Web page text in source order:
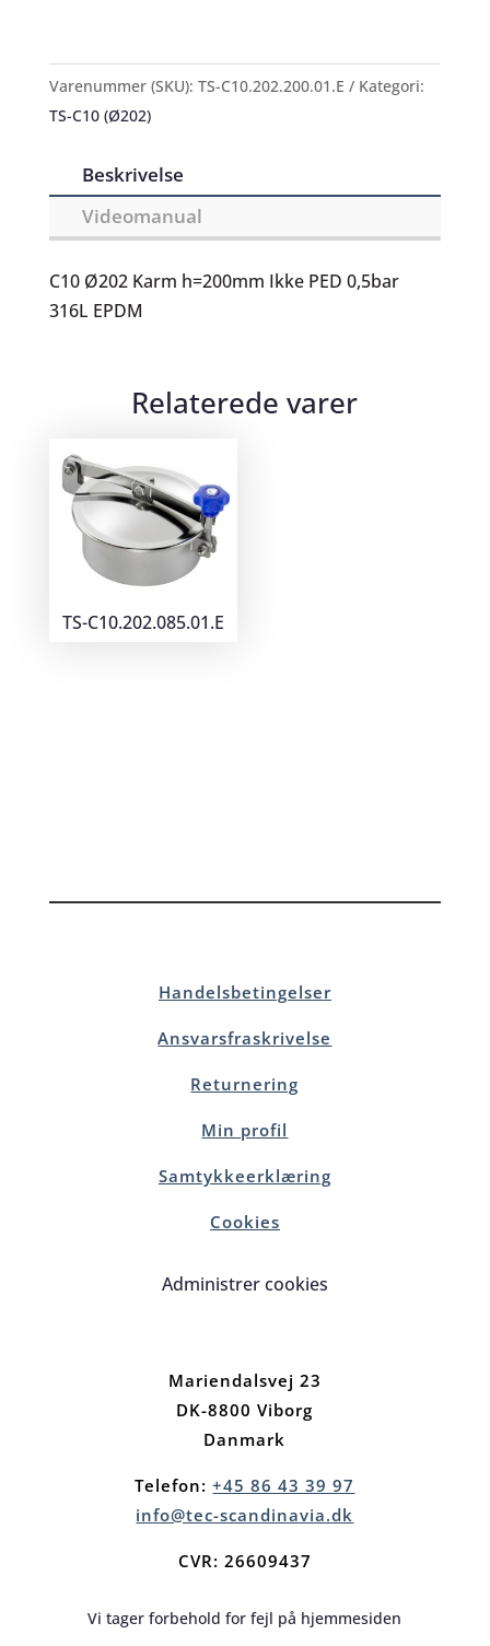
Varenummer (SKU): TS-C10.202.200.01.E
Kategori:
TS-C10 (Ø202)
Beskrivelse
Videomanual
C10 Ø202 Karm h=200mm Ikke PED 0,5bar
316L EPDM
Relaterede varer
TS-C10.202.085.01.E
Handelsbetingelser
Ansvarsfraskrivelse
Returnering
Min profil
Samtykkeerklæring
Cookies
Administrer cookies
Mariendalsvej 23
DK-8800 Viborg
Danmark
Telefon:+45 86 43 39 97
info@tec-scandinavia.dk
CVR: 26609437
Vi tager forbehold for fejl på hjemmesiden